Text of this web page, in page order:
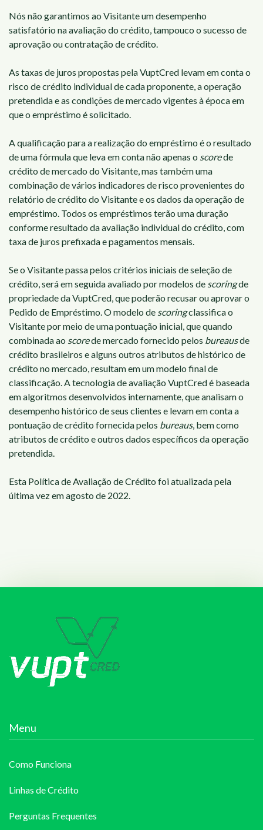
Nós não garantimos ao Visitante um desempenho
satisfatório na avaliação do crédito, tampouco o sucesso de
aprovação ou contratação de crédito.
As taxas de juros propostas pela VuptCred levam em conta o
risco de crédito individual de cada proponente, a operação
pretendida e as condições de mercado vigentes à época em
que o empréstimo é solicitado.
A qualificação para a realização do empréstimo é o resultado
de uma fórmula que leva em conta não apenas o scorede
crédito de mercado do Visitante, mas também uma
combinação de vários indicadores de risco provenientes do
relatório de crédito do Visitante e os dados da operação de
empréstimo. Todos os empréstimos terão uma duração
conforme resultado da avaliação individual do crédito, com
taxa de juros prefixada e pagamentos mensais.
Se o Visitante passa pelos critérios iniciais de seleção de
crédito, será em seguida avaliado por modelos de scoringde
propriedade da VuptCred, que poderão recusar ou aprovar o
Pedido de Empréstimo. O modelo de scoringclassifica o
Visitante por meio de uma pontuação inicial, que quando
combinada ao scorede mercado fornecido pelos bureausde
crédito brasileiros e alguns outros atributos de histórico de
crédito no mercado, resultam em um modelo final de
classificação. A tecnologia de avaliação VuptCred é baseada
em algoritmos desenvolvidos internamente, que analisam o
desempenho histórico de seus clientes e levam em conta a
pontuação de crédito fornecida pelos bureaus, bem como
atributos de crédito e outros dados específicos da operação
pretendida.
Esta Política de Avaliação de Crédito foi atualizada pela
última vez em agosto de 2022.
Menu
Como Funciona
Linhas de Crédito
Perguntas Frequentes